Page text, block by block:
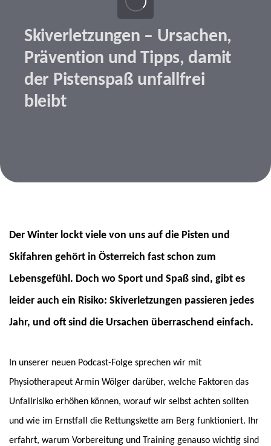
Skiverletzungen – Ursachen,
Prävention und Tipps, damit
der Pistenspaß unfallfrei
bleibt
Der Winter lockt viele von uns auf die Pisten und
Skifahren gehört in Österreich fast schon zum
Lebensgefühl. Doch wo Sport und Spaß sind, gibt es
leider auch ein Risiko: Skiverletzungen passieren jedes
Jahr, und oft sind die Ursachen überraschend einfach.
In unserer neuen Podcast-Folge sprechen wir mit
Physiotherapeut Armin Wölger darüber, welche Faktoren das
Unfallrisiko erhöhen können, worauf wir selbst achten sollten
und wie im Ernstfall die Rettungskette am Berg funktioniert. Ihr
erfahrt, warum Vorbereitung und Training genauso wichtig sind